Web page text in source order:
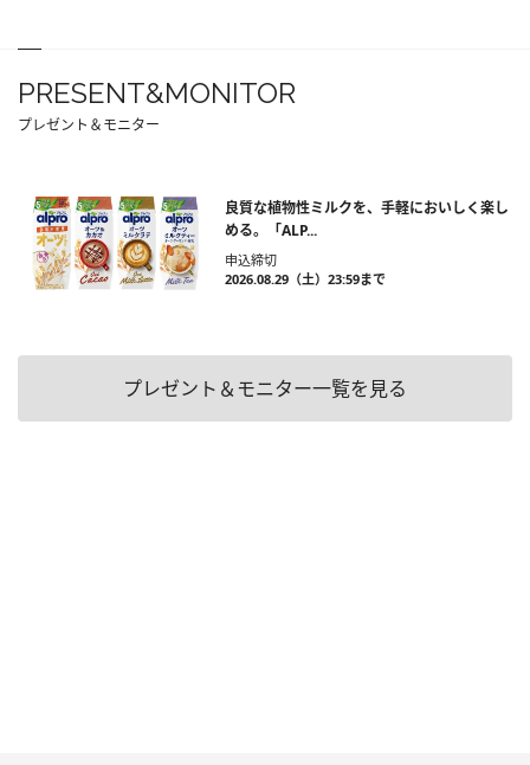
PRESENT&MONITOR
プレゼント＆モニター
良質な植物性ミルクを、手軽においしく楽し
める。「ALP...
申込締切
2026.08.29（土）23:59まで
プレゼント＆モニター一覧を見る